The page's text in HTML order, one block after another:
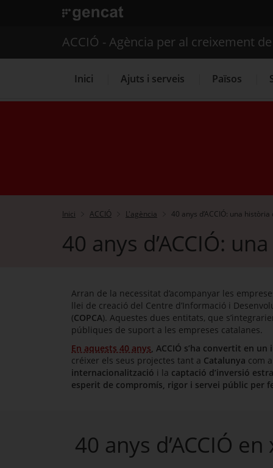
. Obre en una nova finestra.
ACCIÓ - Agència per al creixement
Inici Ajuts i serveis Països
Inici ACCIÓ L'agència 40 anys d’ACCIÓ: una
40 anys d’ACCIÓ:
Arran de la necessitat d’acompanyar les
llei de creació del Centre d’Informació i
(COPCA). Aquestes dues entitats, que
públiques de suport a les empreses catalanes.
En aquests 40 anys, ACCIÓ s’ha convertit en
créixer els seus projectes tant a Catalunya com
internacionalització i la captació d’inversió
esperit de compromís, rigor i servei públic per
40 anys d’ACCIÓ